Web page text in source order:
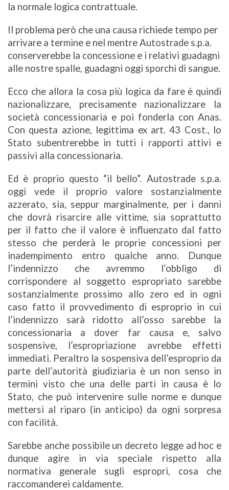
la normale logica contrattuale.
Il problema però che una causa richiede tempo per
arrivare a termine e nel mentre Autostrade s.p.a.
conserverebbe la concessione e i relativi guadagni
alle nostre spalle, guadagni oggi sporchi di sangue.
Ecco che allora la cosa più logica da fare è quindi
nazionalizzare, precisamente nazionalizzare la
società concessionaria e poi fonderla con Anas.
Con questa azione, legittima ex art. 43 Cost., lo
Stato subentrerebbe in tutti i rapporti attivi e
passivi alla concessionaria.
Ed è proprio questo “il bello”. Autostrade s.p.a.
oggi vede il proprio valore sostanzialmente
azzerato, sia, seppur marginalmente, per i danni
che dovrà risarcire alle vittime, sia soprattutto
per il fatto che il valore è influenzato dal fatto
stesso che perderà le proprie concessioni per
inadempimento entro qualche anno. Dunque
l’indennizzo che avremmo l’obbligo di
corrispondere al soggetto espropriato sarebbe
sostanzialmente prossimo allo zero ed in ogni
caso fatto il provvedimento di esproprio in cui
l’indennizzo sarà ridotto all’osso sarebbe la
concessionaria a dover far causa e, salvo
sospensive, l’espropriazione avrebbe effetti
immediati. Peraltro la sospensiva dell’esproprio da
parte dell’autorità giudiziaria è un non senso in
termini visto che una delle parti in causa è lo
Stato, che può intervenire sulle norme e dunque
mettersi al riparo (in anticipo) da ogni sorpresa
con facilità.
Sarebbe anche possibile un decreto legge ad hoc e
dunque agire in via speciale rispetto alla
normativa generale sugli espropri, cosa che
raccomanderei caldamente.